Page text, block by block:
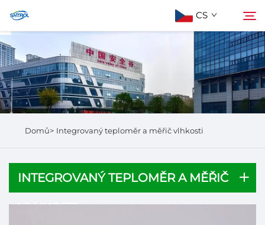
CS
Informace o nás
Produkty
Hledat
Domů> Integrovaný teploměr a měřič vlhkosti
INTEGROVANÝ TEPLOMĚR A MĚŘIČ
VLHKOSTI